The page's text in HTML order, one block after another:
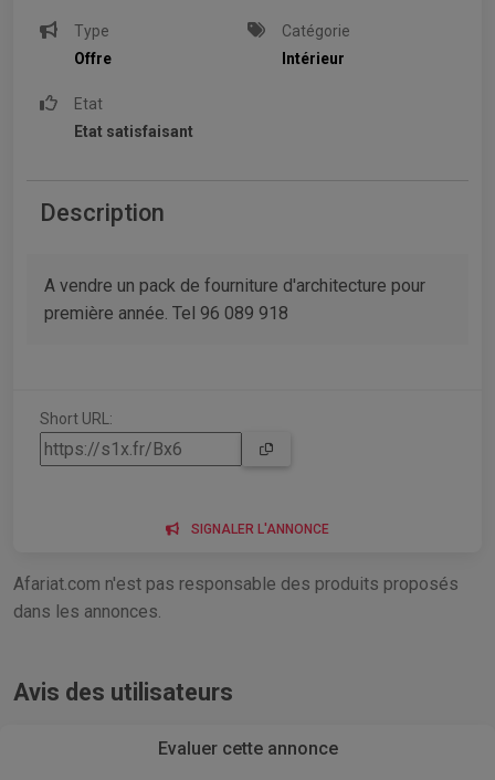
Type
Offre
Catégorie
Intérieur
Etat
Etat satisfaisant
Description
A vendre un pack de fourniture d'architecture pour
première année. Tel 96 089 918
Short URL:
SIGNALER L'ANNONCE
Afariat.com n'est pas responsable des produits proposés
dans les annonces.
Avis des utilisateurs
Evaluer cette annonce